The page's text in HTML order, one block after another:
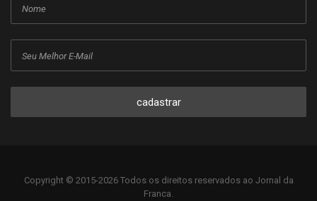
cadastrar
Copyright © 2015-2026 Todos os direitos reservados ao Jornal da
Franca.